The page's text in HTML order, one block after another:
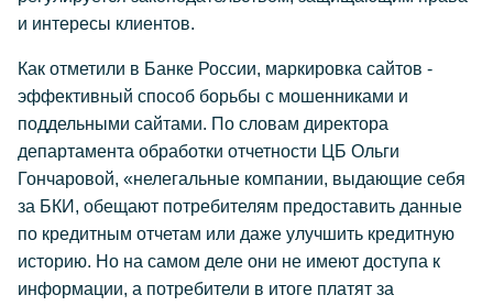
и интересы клиентов.
Как отметили в Банке России, маркировка сайтов -
эффективный способ борьбы с мошенниками и
поддельными сайтами. По словам директора
департамента обработки отчетности ЦБ Ольги
Гончаровой, «нелегальные компании, выдающие себя
за БКИ, обещают потребителям предоставить данные
по кредитным отчетам или даже улучшить кредитную
историю. Но на самом деле они не имеют доступа к
информации, а потребители в итоге платят за